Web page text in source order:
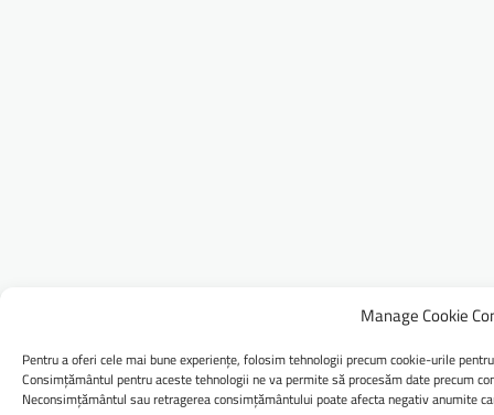
Manage Cookie
Pentru a oferi cele mai bune experiențe, folosim tehnologii precum cookie-urile
Consimțământul pentru aceste tehnologii ne va permite să procesăm date precum
Neconsimțământul sau retragerea consimțământului poate afecta negativ anumite